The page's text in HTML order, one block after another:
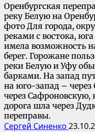
Оренбургская
реку Белую на
фото Для города,
реками с востока,
имела возможность
берег. Горожане
реки Белую и Уфу
барками. На запад
на юго-запад – через
через Сафроновскую,
дорога шла через
переправы.
Сергей Синенко